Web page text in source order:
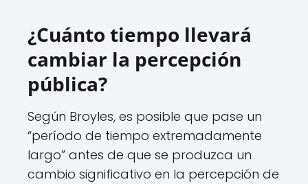
¿Cuánto tiempo llevará
cambiar la percepción
pública?
Según Broyles, es posible que pase un
“período de tiempo extremadamente
largo” antes de que se produzca un
cambio significativo en la percepción de